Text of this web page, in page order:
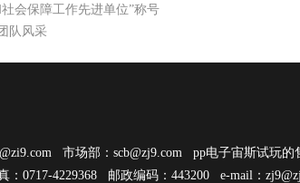
会保障工作先进单位”称号
队风采
市场部： scb@zj9.com pp电子宙斯试玩的
：0717-4229368 邮政编码：443200 e-mail：